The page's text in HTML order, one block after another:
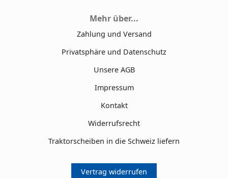
Mehr über...
Zahlung und Versand
Privatsphäre und Datenschutz
Unsere AGB
Impressum
Kontakt
Widerrufsrecht
Traktorscheiben in die Schweiz liefern
Vertrag widerrufen